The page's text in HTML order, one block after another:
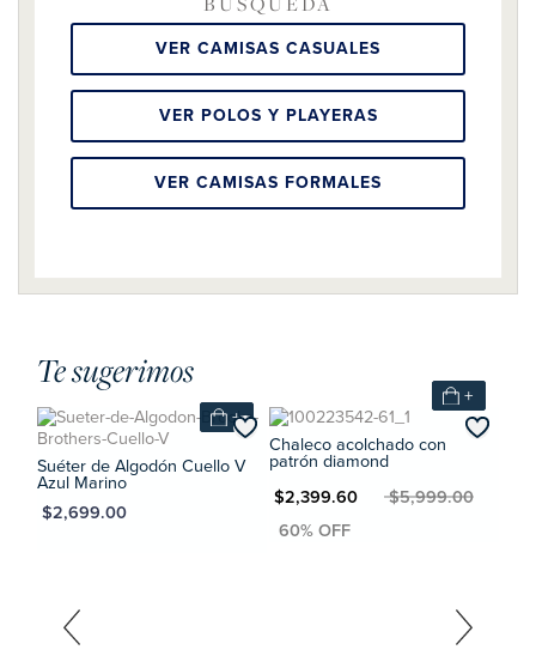
VER CAMISAS CASUALES
VER POLOS Y PLAYERAS
VER CAMISAS FORMALES
Te sugerimos
+
Suéter de Algodón Cuello V
Azul Marino
MXN $2,699.00
+
Chaleco acolchado con
patrón diamond
MXN $2,399.60MXN $5,999.00